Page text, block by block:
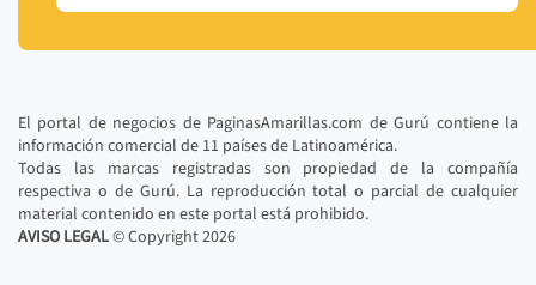
El portal de negocios de PaginasAmarillas.com de Gurú contiene la
información comercial de 11 países de Latinoamérica.
Todas las marcas registradas son propiedad de la compañía
respectiva o de Gurú. La reproducción total o parcial de cualquier
material contenido en este portal está prohibido.
AVISO LEGAL© Copyright2026